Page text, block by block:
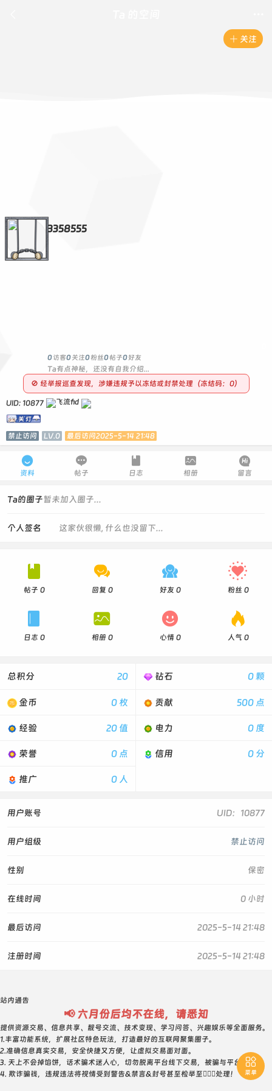
 关注
3358555
0 访客0 关注0粉丝0 帖子0 好友
Ta有点神秘，还没有自我介绍...
🚫 经举报巡查发现，涉嫌违规予以冻结或封禁处理（冻结码：0）
UID: 10877
禁止访问 LV.0 最后访问2025-5-14 21:48

资料

帖子

日志

相册

留言
Ta的圈子暂未加入圈子...
这家伙很懒, 什么也没留下...
个人签名

帖子 0

回复 0

好友 0

粉丝 0

日志 0

相册 0

心情 0

人气 0
20
总积分 0 颗
钻石
0 枚
金币 500 点
贡献
20 值
经验 0 度
电力
0 点
荣誉 0 分
信用
0 人
推广
UID：10877
用户账号
禁止访问
用户组级
保密
性别
0 小时
在线时间
2025-5-14 21:48
最后访问
2025-5-14 21:48
注册时间

菜单
站内通告
📢 六月份后均不在线，请悉知
提供资源交易、信息共享、靓号交流、技术变现、学习问答、兴趣娱乐等全面服务。
1.丰富功能系统，扩展社区特色玩法，打造最好的互联网聚集圈子。
2.准确信息真实交易，安全快捷又方便，让虚拟交易面对面。
3. 天上不会掉馅饼，话术骗术迷人心，切勿脱离平台线下交易，被骗与平台无关！
4. 欺诈骗钱，违规违法将视情受到警告&禁言&封号甚至检举至👮🏻‍♀️处理！